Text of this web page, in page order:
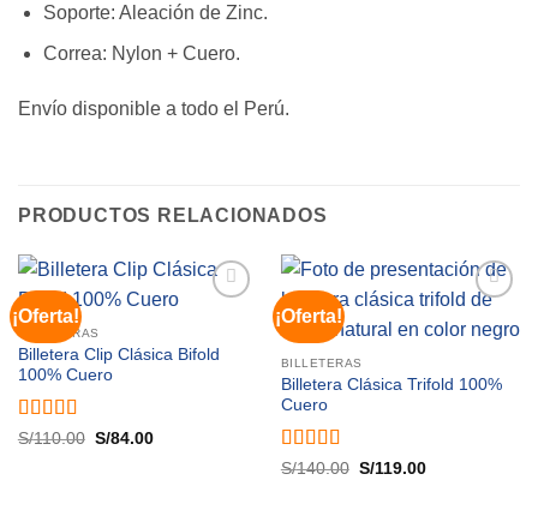
Soporte: Aleación de Zinc.
Correa: Nylon + Cuero.
Envío disponible a todo el Perú.
PRODUCTOS RELACIONADOS
¡Oferta!
de
deseos
BILLETERAS
Billetera Clip Clásica Bifold
100% Cuero
Valorado
S/110.00 El
S/84.00El
¡Oferta!
a lista
BILLETERAS
Billetera Clásica Trifold 100%
Cuero
Valorado
S/140.00 El
S/119.00El